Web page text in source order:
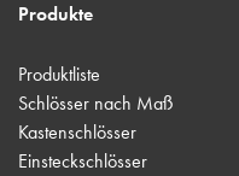
Produkte
Produktliste
Schlösser nach Maß
Kastenschlösser
Einsteckschlösser